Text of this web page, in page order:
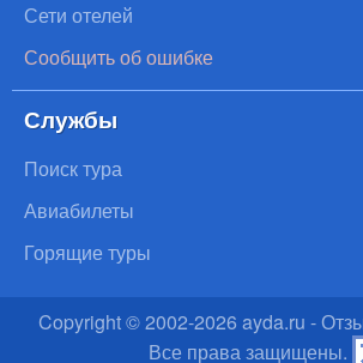
Сети отелей
Сообщить об ошибке
Службы
Поиск тура
Авиабилеты
Горящие туры
Copyright © 2002-2026 ayda.ru -
Все права защищены.